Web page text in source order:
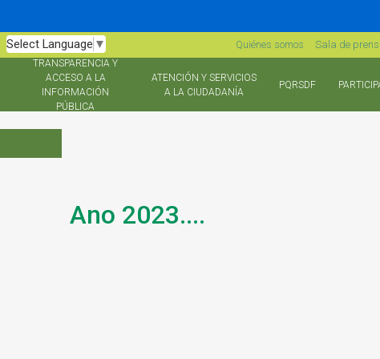
Select Language ▼ Quiénes somos Sala de
TRANSPARENCIA Y
ACCESO A LA
INFORMACIÓN
PÚBLICA
ATENCIÓN Y SERVICIOS
A LA CIUDADANÍA
PQRSDF
Ano 2023....